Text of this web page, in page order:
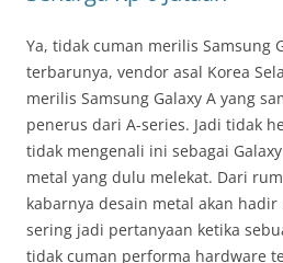
Ya, tidak cuman merilis Samsung
terbarunya, vendor asal Korea
merilis Samsung Galaxy A yang
penerus dari A-series. Jadi tidak
tidak mengenali ini sebagai
metal yang dulu melekat. Dari
kabarnya desain metal akan hadir
sering jadi pertanyaan ketika
tidak cuman performa hardware